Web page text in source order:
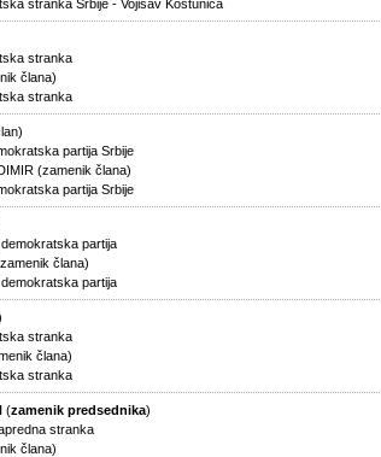
stranka Srbije - Vojisav Koštunica
stranka
člana)
stranka
partija Srbije
(zamenik člana)
partija Srbije
partija
člana)
partija
stranka
člana)
stranka
(zamenik predsednika)
stranka
člana)